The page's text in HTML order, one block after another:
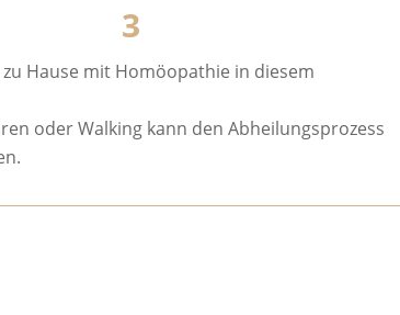
3
Hause mit Homöopathie in diesem
oder Walking kann den Abheilungsprozess